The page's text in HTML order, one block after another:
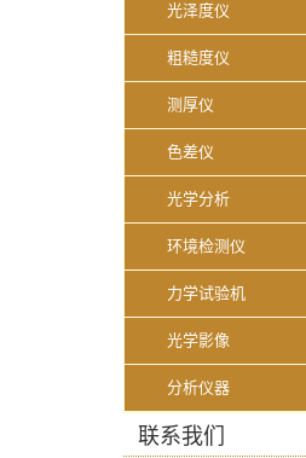
光泽度仪
粗糙度仪
测厚仪
色差仪
光学分析
环境检测仪
力学试验机
光学影像
分析仪器
联系我们